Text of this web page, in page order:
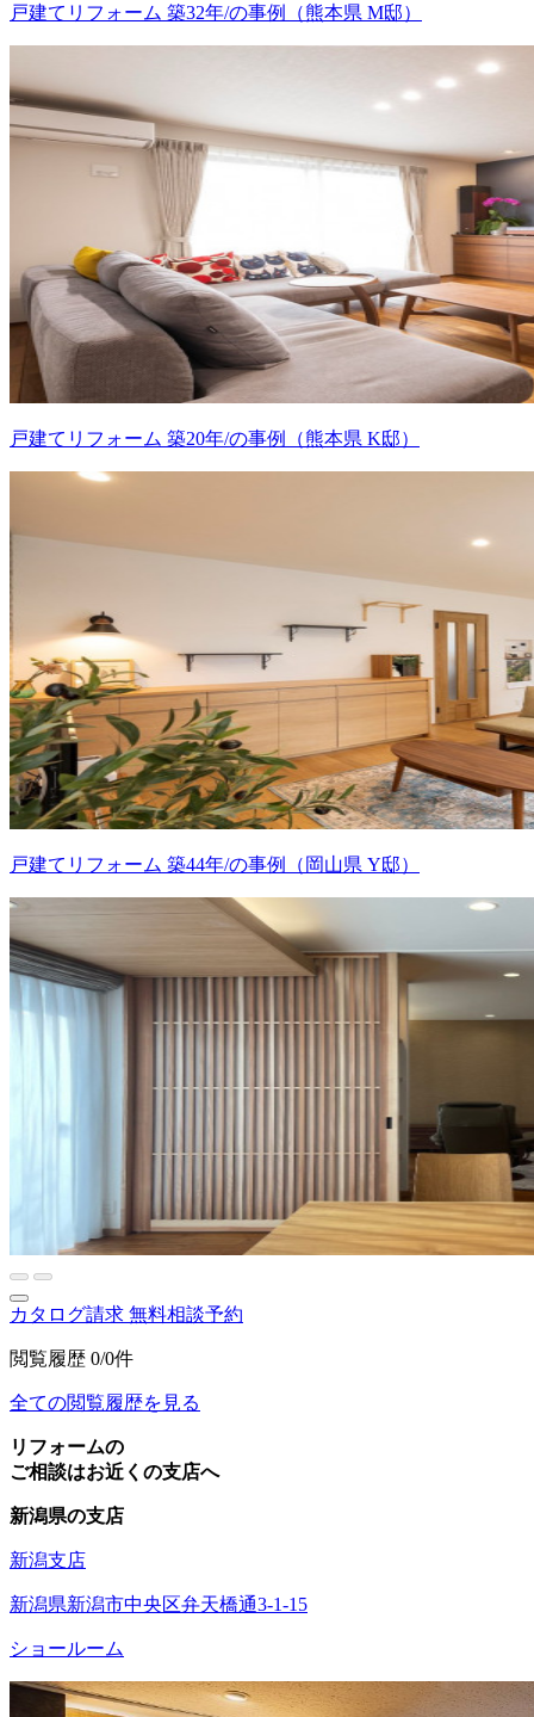
戸建てリフォーム 築32年/の事例（熊本県 M邸）
戸建てリフォーム 築20年/の事例（熊本県 K邸）
戸建てリフォーム 築44年/の事例（岡山県 Y邸）
カタログ請求 無料相談予約
閲覧履歴 0/0件
全ての閲覧履歴を見る
リフォームの
ご相談はお近くの支店へ
新潟県の支店
新潟支店
新潟県新潟市中央区弁天橋通3-1-15
ショールーム